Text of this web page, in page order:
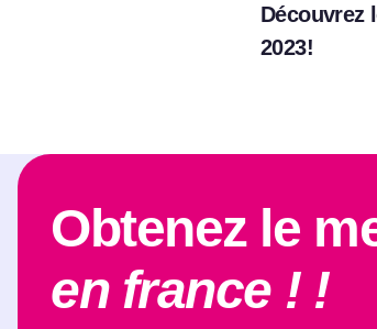
Découvrez
2023!
Obtenez le
en france ! !